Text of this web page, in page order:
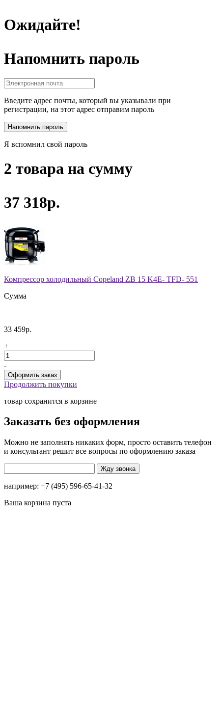
Ожидайте!
Напомнить пароль
Введите адрес почты, который вы указывали при
регистрации, на этот адрес отправим пароль
Я вспомнил свой пароль
2 товара на сумму
37 318р.
Компрессор холодильный Copeland ZB 15 K4E- TFD- 551
Сумма
33 459р.
+
-
Продолжить покупки
товар сохранится в корзине
Заказать без оформления
Можно не заполнять никаких форм, просто оставить телефон
и консультант решит все вопросы по оформлению заказа
например: +7 (495) 596-65-41-32
Ваша корзина пуста